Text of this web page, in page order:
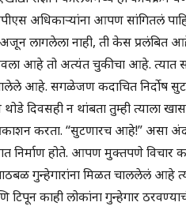
अधिकाऱ्यांना आपण सांगितलं
अजून लागलेला नाही, ती केस प्रलंबित
ठेवला आहे तो अत्यंत चुकीचा आहे. त्यात
आहे. सगळेजण कदाचित निर्दोष
थोडे दिवसही न थांबता तुम्ही त्याला
करता. “सुटणारच आहे!” असा
निर्माण होते. आपण मुक्तपणे विचार
गुन्हेगारांना मिळत चाललेलं आहे
काही लोकांना गुन्हेगार ठरवण्याचं